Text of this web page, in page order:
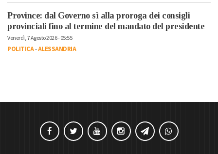
Province: dal Governo sì alla proroga dei consigli
provinciali fino al termine del mandato del presidente
Venerdì, 7 Agosto 2026 - 05:55
POLITICA-ALESSANDRIA